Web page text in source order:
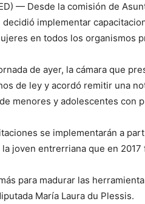
— Desde la comisión de
decidió implementar
en todos los organismos
de ayer, la cámara que
de ley y acordó remitir una
menores y adolescentes con
se implementarán a
joven entrerriana que en 2017
para madurar las
María Laura du Plessis.